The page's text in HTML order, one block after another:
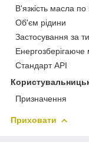
В'язкість масла по
Об'єм рідини
Застосування за
Енергозберігаюче
Стандарт API
Призначення
Приховати